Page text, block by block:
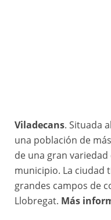
Viladecans. Situada
una población de
de una gran
municipio. La ciudad
grandes campos de
Llobregat. Más